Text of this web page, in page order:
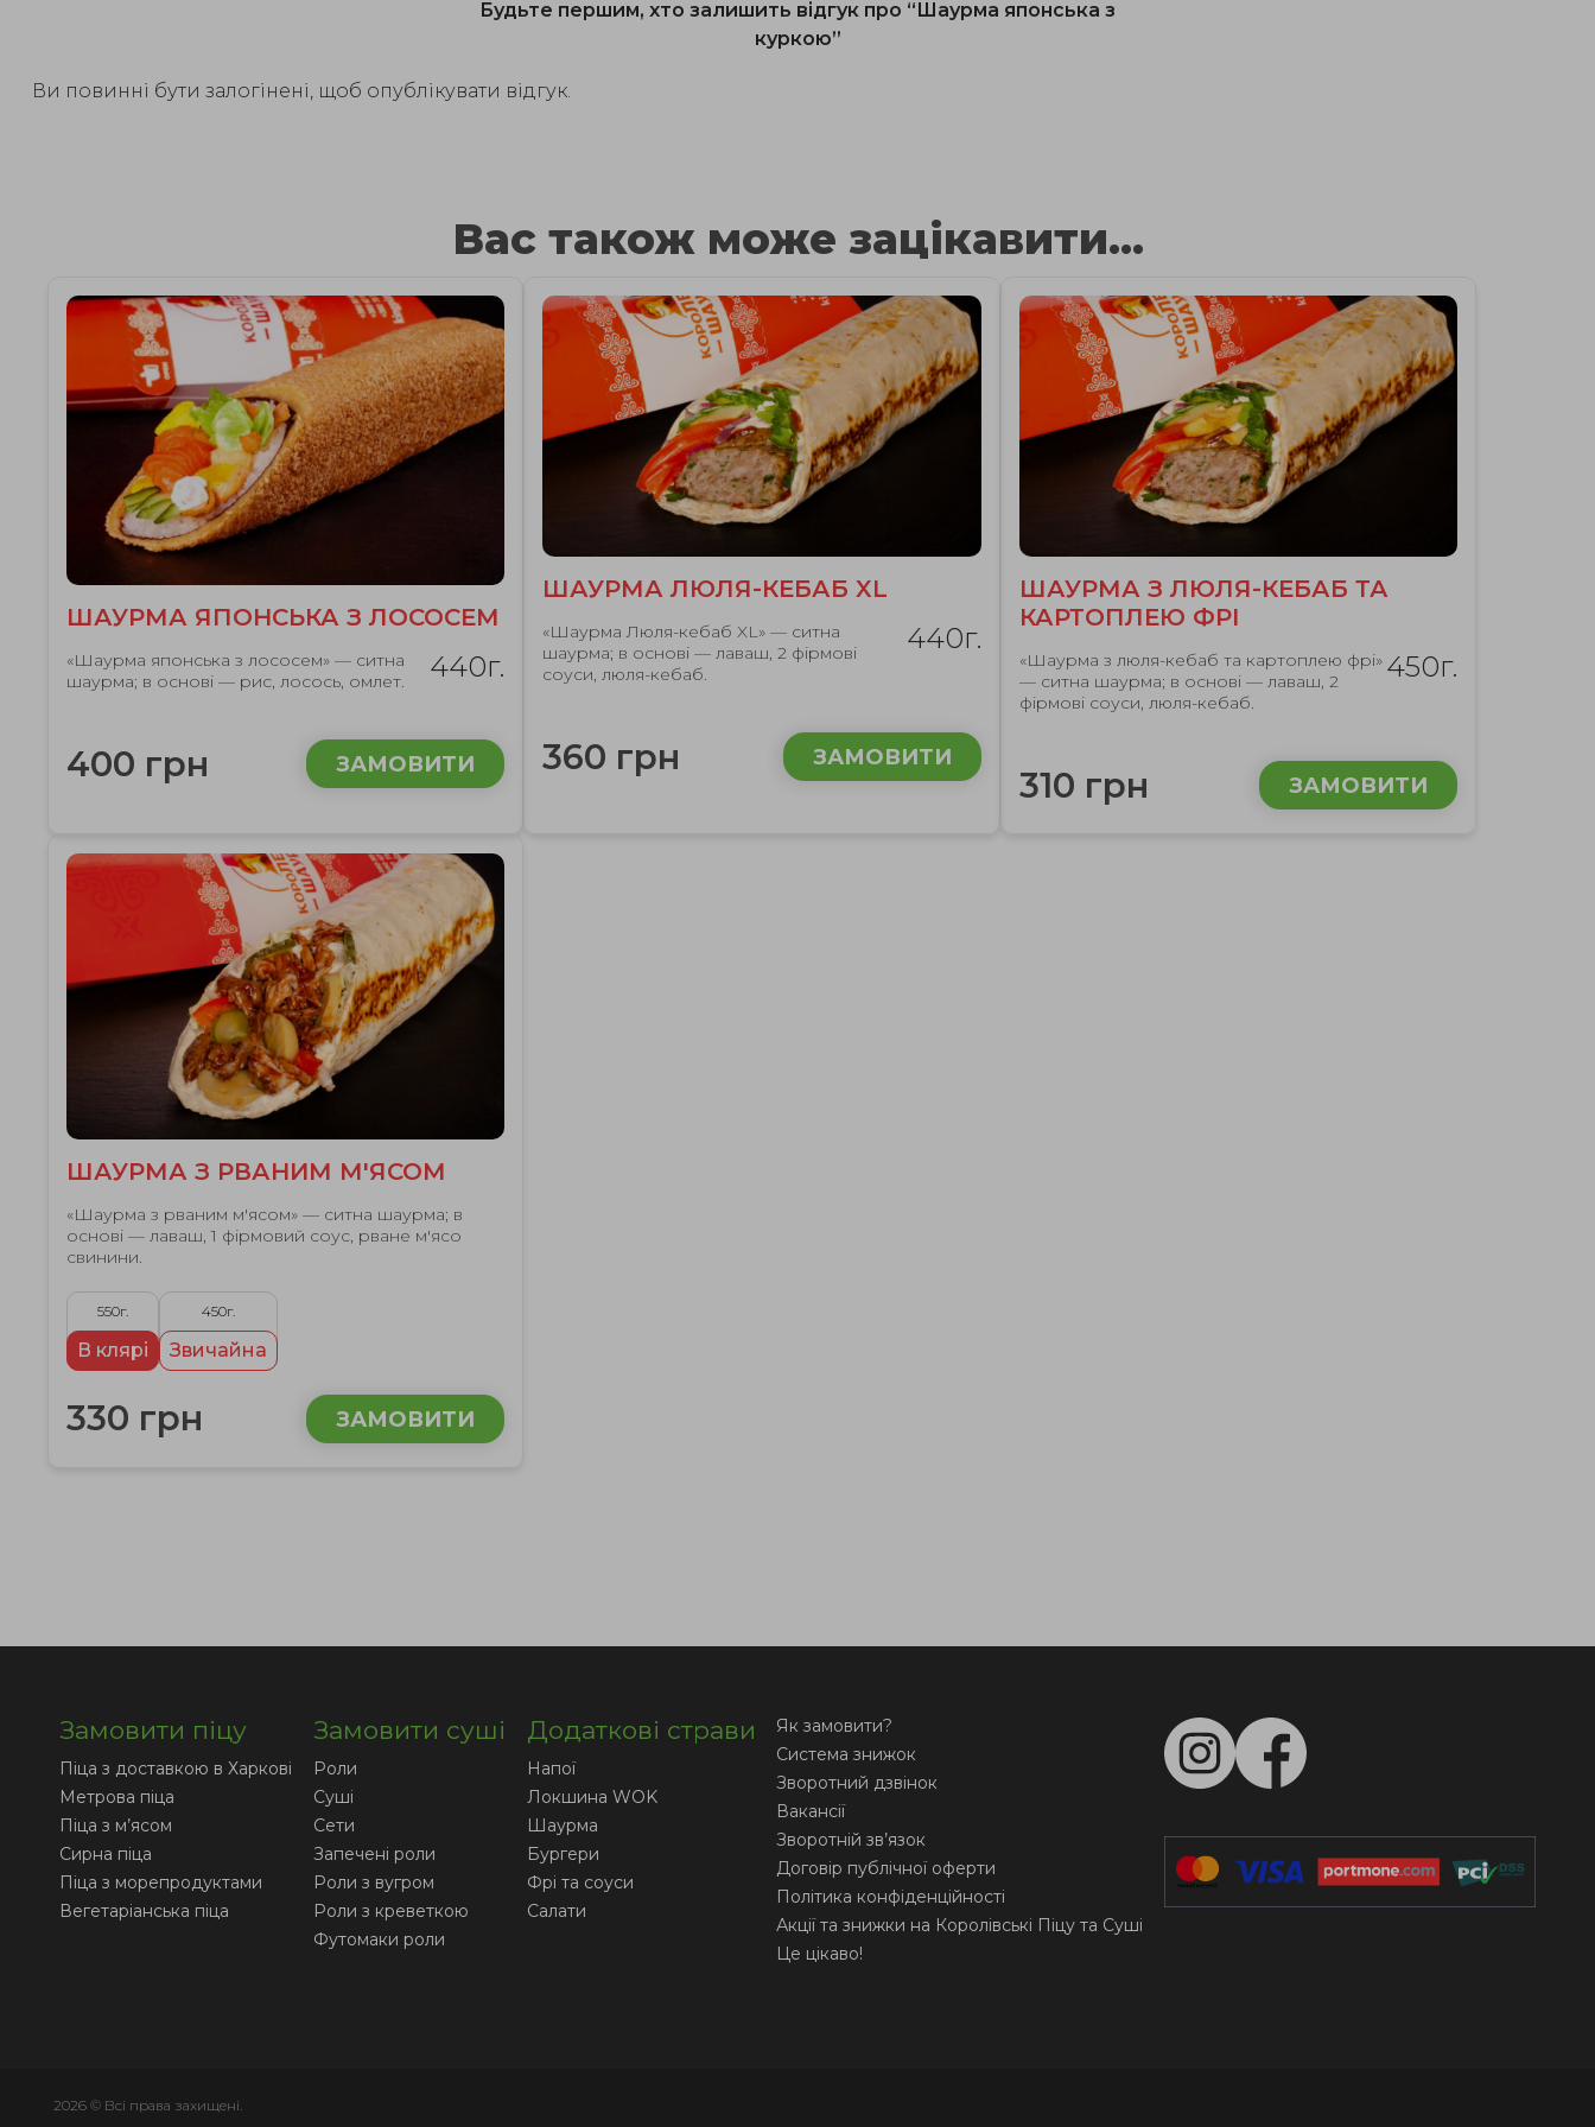
Будьте першим, хто залишить відгук про “Шаурма японська з
куркою”
Ви повинні бути залогінені, щоб опублікувати відгук.
Вас також може зацікавити...
ШАУРМА ЯПОНСЬКА З ЛОСОСЕМ
«Шаурма японська з лососем» — ситна
шаурма; в основі — рис, лосось, омлет.
440г.
400 грн ЗАМОВИТИ
ШАУРМА ЛЮЛЯ-КЕБАБ XL
«Шаурма Люля-кебаб XL» — ситна
шаурма; в основі — лаваш, 2 фірмові
соуси, люля-кебаб.
440г.
360 грн ЗАМОВИТИ
ШАУРМА З ЛЮЛЯ-КЕБАБ ТА
КАРТОПЛЕЮ ФРІ
«Шаурма з люля-кебаб та картоплею фрі»
— ситна шаурма; в основі — лаваш, 2
фірмові соуси, люля-кебаб.
450г.
310 грн ЗАМОВИТИ
ШАУРМА З РВАНИМ М'ЯСОМ
«Шаурма з рваним м'ясом» — ситна шаурма; в
основі — лаваш, 1 фірмовий соус, рване м'ясо
свинини.
550г.
В клярі
450г.
Звичайна
330 грн ЗАМОВИТИ
Замовити піцу
Піца з доставкою в Харкові
Метрова піца
Піца з м’ясом
Сирна піца
Піца з морепродуктами
Вегетаріанська піца
Замовити суші
Роли
Суші
Сети
Запечені роли
Роли з вугром
Роли з креветкою
Футомаки роли
Додаткові страви
Напої
Локшина WOK
Шаурма
Бургери
Фрі та соуси
Салати
Як замовити?
Система знижок
Зворотний дзвінок
Вакансії
Зворотній зв’язок
Договір публічної оферти
Політика конфіденційності
Акції та знижки на Королівські Піцу та Суші
Це цікаво!
2026 © Всі права захищені.